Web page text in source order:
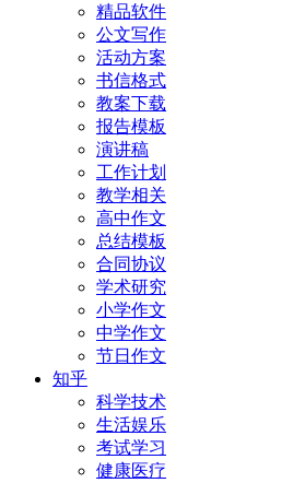
精品软件
公文写作
活动方案
书信格式
教案下载
报告模板
演讲稿
工作计划
教学相关
高中作文
总结模板
合同协议
学术研究
小学作文
中学作文
节日作文
知乎
科学技术
生活娱乐
考试学习
健康医疗